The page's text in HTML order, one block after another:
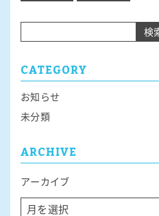
ナ
ビ
ー
シ
ョ
ン
検
CATEGORY
お知らせ
未分類
ARCHIVE
アーカイブ